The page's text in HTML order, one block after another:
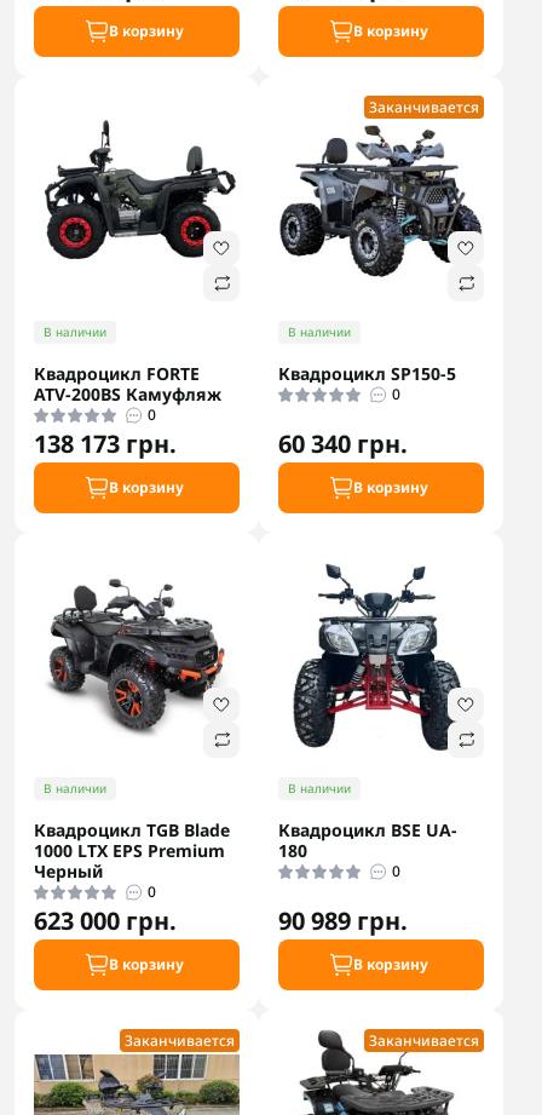
В корзину В корзину
В наличии
Квадроцикл FORTE
ATV-200BS Камуфляж
0
138 173 грн.
В корзину
Заканчивается
В наличии
Квадроцикл SP150-5
0
60 340 грн.
В корзину
В наличии
Квадроцикл TGB Blade
1000 LTX EPS Premium
Черный
0
623 000 грн.
В корзину
В наличии
Квадроцикл BSE UA-
180
0
90 989 грн.
В корзину
Заканчивается Заканчивается